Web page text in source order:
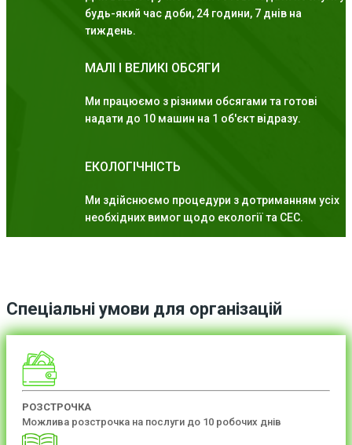
будь-який час доби, 24 години, 7 днів на
тиждень.
МАЛІ І ВЕЛИКІ ОБСЯГИ
Ми працюємо з різними обсягами та готові
надати до 10 машин на 1 об'єкт відразу.
ЕКОЛОГІЧНІСТЬ
Ми здійснюємо процедури з дотриманням усіх
необхідних вимог щодо екології та СЕС.
Спеціальні умови для організацій
РОЗСТРОЧКА
Можлива розстрочка на послуги до 10 робочих днів